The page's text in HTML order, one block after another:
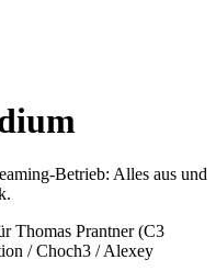
Betrieb: Alles aus und